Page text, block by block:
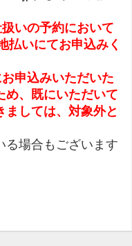
いの予約において
払いにてお申込みく
申込みいただいた
め、既にいただいて
ましては、対象外と
場合もございます